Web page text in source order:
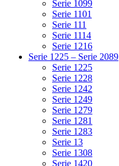
Serie 1099
Serie 1101
Serie 111
Serie 1114
Serie 1216
Serie 1225 – Serie 2089
Serie 1225
Serie 1228
Serie 1242
Serie 1249
Serie 1279
Serie 1281
Serie 1283
Serie 13
Serie 1308
Serie 1420